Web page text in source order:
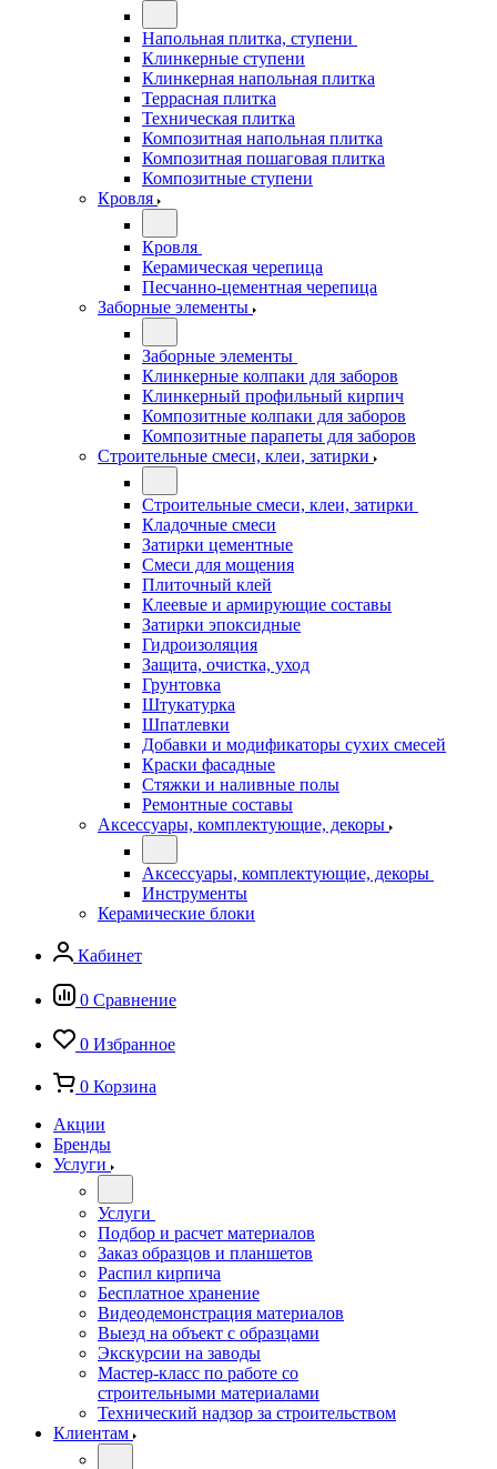
Напольная плитка, ступени
Клинкерные ступени
Клинкерная напольная плитка
Террасная плитка
Техническая плитка
Композитная напольная плитка
Композитная пошаговая плитка
Композитные ступени
Кровля
Кровля
Керамическая черепица
Песчанно-цементная черепица
Заборные элементы
Заборные элементы
Клинкерные колпаки для заборов
Клинкерный профильный кирпич
Композитные колпаки для заборов
Композитные парапеты для заборов
Строительные смеси, клеи, затирки
Строительные смеси, клеи, затирки
Кладочные смеси
Затирки цементные
Смеси для мощения
Плиточный клей
Клеевые и армирующие составы
Затирки эпоксидные
Гидроизоляция
Защита, очистка, уход
Грунтовка
Штукатурка
Шпатлевки
Добавки и модификаторы сухих смесей
Краски фасадные
Стяжки и наливные полы
Ремонтные составы
Аксессуары, комплектующие, декоры
Аксессуары, комплектующие, декоры
Инструменты
Керамические блоки
Кабинет
0 Сравнение
0 Избранное
0 Корзина
Акции
Бренды
Услуги
Услуги
Подбор и расчет материалов
Заказ образцов и планшетов
Распил кирпича
Бесплатное хранение
Видеодемонстрация материалов
Выезд на объект с образцами
Экскурсии на заводы
Мастер-класс по работе со
строительными материалами
Технический надзор за строительством
Клиентам